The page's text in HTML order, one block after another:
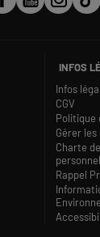
INFOS
Infos
CGV
Politique
Gérer
Charte
Rappel